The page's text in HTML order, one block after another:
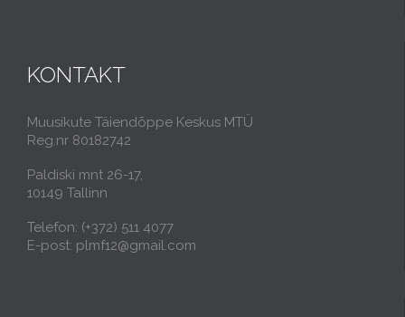
KONTAKT
Muusikute Täiendõppe Keskus MTÜ
Reg.nr 80182742
Paldiski mnt 26-17,
10149 Tallinn
Telefon: (+372) 511 4077
E-post: plmf12@gmail.com